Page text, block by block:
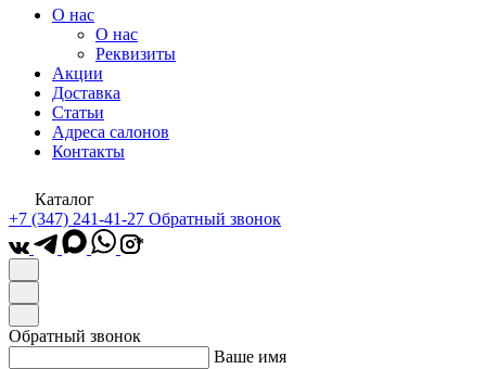
О нас
О нас
Реквизиты
Акции
Доставка
Статьи
Адреса салонов
Контакты
Каталог
+7 (347) 241-41-27 Обратный звонок
*
Обратный звонок
Ваше имя